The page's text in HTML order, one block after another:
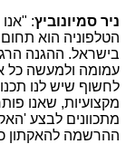
ניר סמיונוביץ: "אנו
הטלפוניה הוא
בישראל. ההגנה
עמומה ולמעשה כל
לחשוף שיש לנו
מתכוונים לבצע
ההרשמה להאקתון